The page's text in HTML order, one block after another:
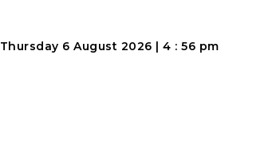
Thursday 6 August 2026 | 4 : 56 pm